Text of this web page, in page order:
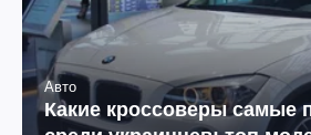
Авто
Какие кроссоверы самые